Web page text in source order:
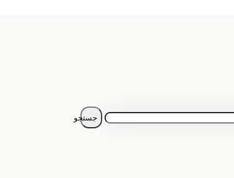
جستجو